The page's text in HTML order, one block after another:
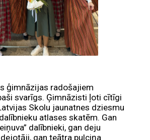
ģimnāzijas radošajiem
svarīgs. Ģimnāzisti ļoti cītīgi
Skolu jaunatnes dziesmu
atlases skatēm. Gan
dalībnieki, gan deju
gan teātra pulciņa